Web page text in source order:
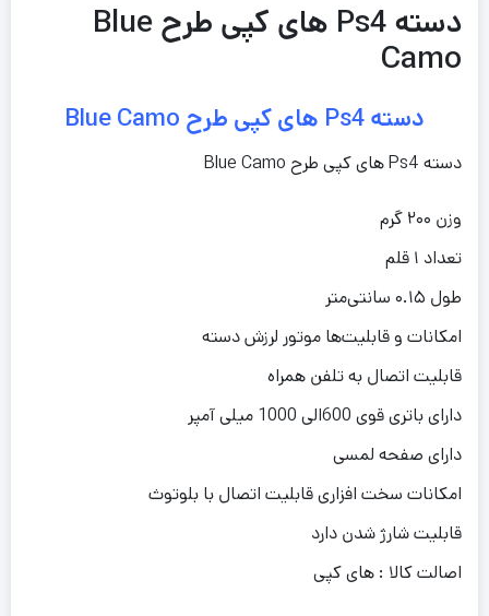
دسته Ps4 های کپی طرح Blue
Camo
دسته Ps4 های کپی طرح Blue Camo
دسته Ps4 های کپی طرح Blue Camo
وزن ۲۰۰ گرم
تعداد ۱ قلم
طول ۰.۱۵ سانتی‌متر
امکانات و قابلیت‌ها موتور لرزش دسته
قابلیت اتصال به تلفن همراه
دارای باتری قوی 600الی 1000 میلی آمپر
دارای صفحه لمسی
امکانات سخت افزاری قابلیت اتصال با بلوتوث
قابلیت شارژ شدن دارد
اصالت کالا : های کپی